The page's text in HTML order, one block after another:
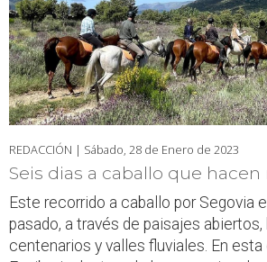
REDACCIÓN | Sábado, 28 de Enero de 2023
Seis dias a caballo que
Este recorrido a caballo por Segovia
pasado, a través de paisajes abiertos,
centenarios y valles fluviales. En